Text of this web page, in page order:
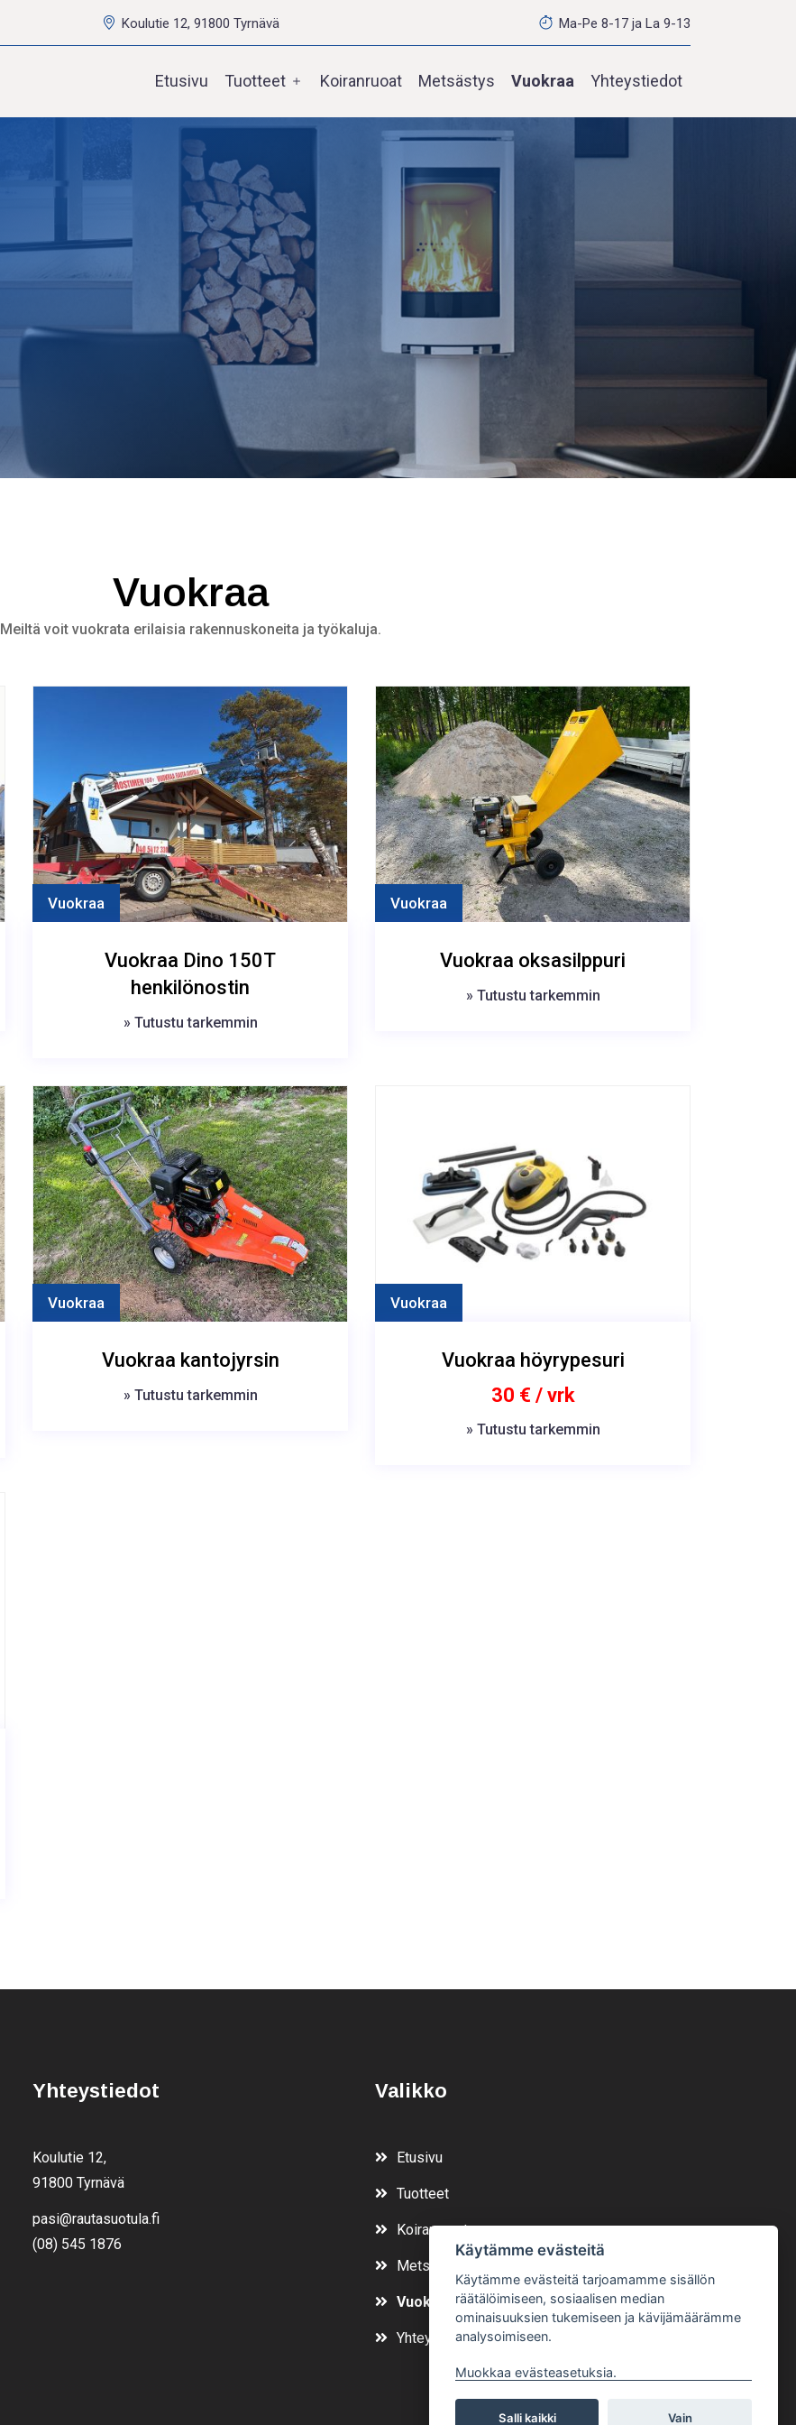
Koulutie 12, 91800 Tyrnävä Ma-Pe 8-17 ja La 9-13
Etusivu Tuotteet Koiranruoat Metsästys Vuokraa Yhteystiedot
Vuokraa
Meiltä voit vuokrata erilaisia rakennuskoneita ja työkaluja.
Vuokraa
Vuokraa Dino 150T
henkilönostin
» Tutustu tarkemmin
Vuokraa
Vuokraa oksasilppuri
» Tutustu tarkemmin
Vuokraa
Vuokraa kantojyrsin
» Tutustu tarkemmin
Vuokraa
Vuokraa höyrypesuri
30 € / vrk
» Tutustu tarkemmin
Yhteystiedot
Koulutie 12,
91800 Tyrnävä
pasi@rautasuotula.fi
(08) 545 1876
Valikko
Etusivu
Tuotteet
Koiranruoat
Metsästys
Vuokraa
Yhteystiedot
Käytämme evästeitä
Käytämme evästeitä tarjoamamme sisällön
räätälöimiseen, sosiaalisen median
ominaisuuksien tukemiseen ja kävijämäärämme
analysoimiseen.
Muokkaa evästeasetuksia.
Salli kaikki
Vain